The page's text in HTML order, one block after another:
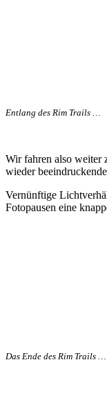
Entlang des Rim Trails …
Wir fahren also weiter
wieder
Vernünftige
Fotopausen eine
Das Ende des Rim Trails …